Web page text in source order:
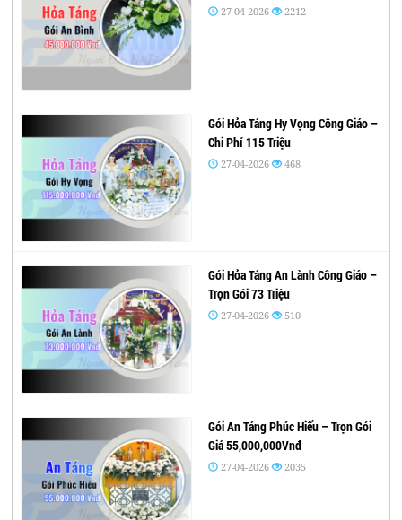
27-04-2026 2212
Gói Hỏa Táng Hy Vọng Công Giáo –
Chi Phí 115 Triệu
27-04-2026 468
Gói Hỏa Táng An Lành Công Giáo –
Trọn Gói 73 Triệu
27-04-2026 510
Gói An Táng Phúc Hiếu – Trọn Gói
Giá 55,000,000Vnđ
27-04-2026 2035